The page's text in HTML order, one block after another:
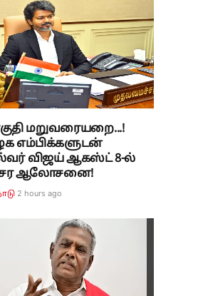
மறுவரையறை...!
எம்பிக்களுடன்
விஜய் ஆகஸ்ட் 8-ல்
ஆலோசனை!
2 hours ago